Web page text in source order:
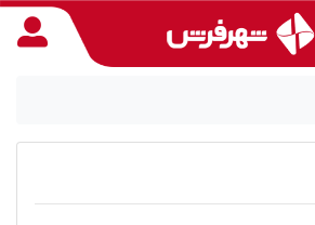
دسترسی